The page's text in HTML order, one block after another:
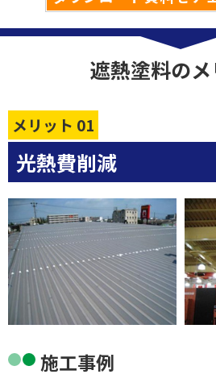
遮熱塗料の
メリット 01
光熱費削減
施工事例